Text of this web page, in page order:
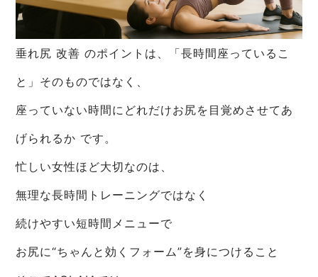
垂れ尻 改善 のポイントは、「長時間座っているこ
と」そのものではなく、
座っていない時間にどれだけお尻を目覚めさせてあ
げられるか です。
忙しい女性ほど大切なのは、
無理な長時間トレーニングではなく
続けやすい短時間メニューで
お尻に“ちゃんと効くフォーム”を身につけること